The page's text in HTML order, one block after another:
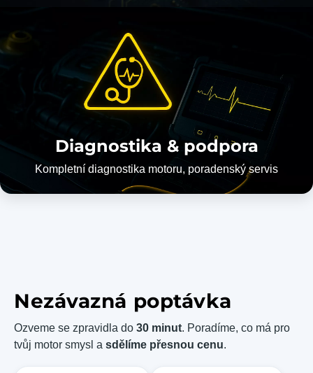
Diagnostika & podpora
Kompletní diagnostika motoru, poradenský servis
Nezávazná poptávka
Ozveme se zpravidla do 30 minut. Poradíme, co má pro
tvůj motor smysl a sdělíme přesnou cenu.